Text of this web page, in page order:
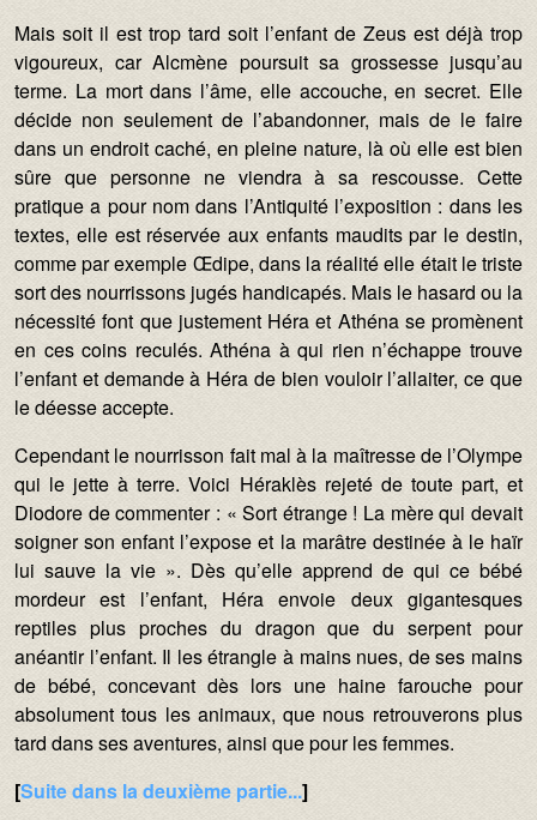
Mais soit il est trop tard soit l’enfant de Zeus est déjà trop
vigoureux, car Alcmène poursuit sa grossesse jusqu’au
terme. La mort dans l’âme, elle accouche, en secret. Elle
décide non seulement de l’abandonner, mais de le faire
dans un endroit caché, en pleine nature, là où elle est bien
sûre que personne ne viendra à sa rescousse. Cette
pratique a pour nom dans l’Antiquité l’exposition : dans les
textes, elle est réservée aux enfants maudits par le destin,
comme par exemple Œdipe, dans la réalité elle était le triste
sort des nourrissons jugés handicapés. Mais le hasard ou la
nécessité font que justement Héra et Athéna se promènent
en ces coins reculés. Athéna à qui rien n’échappe trouve
l’enfant et demande à Héra de bien vouloir l’allaiter, ce que
le déesse accepte.
Cependant le nourrisson fait mal à la maîtresse de l’Olympe
qui le jette à terre. Voici Héraklès rejeté de toute part, et
Diodore de commenter : « Sort étrange ! La mère qui devait
soigner son enfant l’expose et la marâtre destinée à le haïr
lui sauve la vie ». Dès qu’elle apprend de qui ce bébé
mordeur est l’enfant, Héra envoie deux gigantesques
reptiles plus proches du dragon que du serpent pour
anéantir l’enfant. Il les étrangle à mains nues, de ses mains
de bébé, concevant dès lors une haine farouche pour
absolument tous les animaux, que nous retrouverons plus
tard dans ses aventures, ainsi que pour les femmes.
[Suite dans la deuxième partie...]